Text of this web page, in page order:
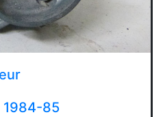
1984-85